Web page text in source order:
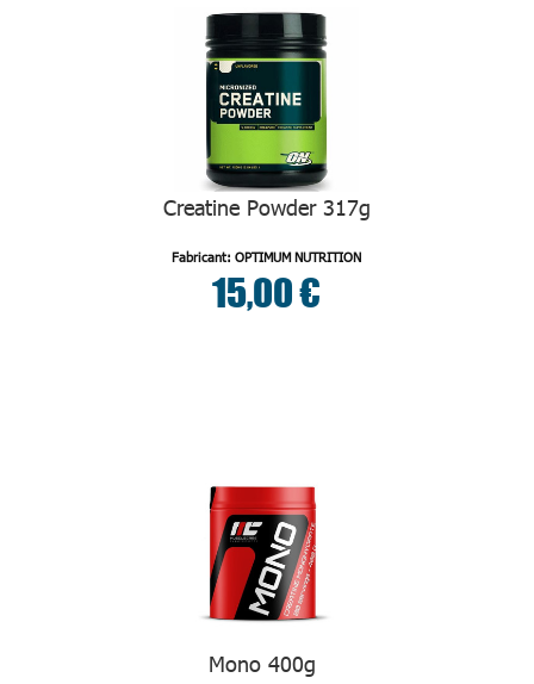
Creatine Powder 317g
Fabricant: OPTIMUM NUTRITION
15,00 €
Mono 400g